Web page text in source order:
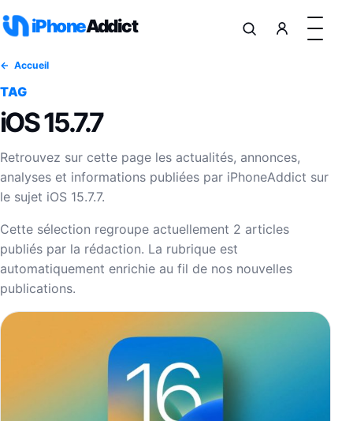
iPhoneAddict
Accueil
TAG
iOS 15.7.7
Retrouvez sur cette page les actualités, annonces,
analyses et informations publiées par iPhoneAddict sur
le sujet iOS 15.7.7.
Cette sélection regroupe actuellement 2 articles
publiés par la rédaction. La rubrique est
automatiquement enrichie au fil de nos nouvelles
publications.